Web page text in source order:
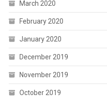
March 2020
February 2020
January 2020
December 2019
November 2019
October 2019